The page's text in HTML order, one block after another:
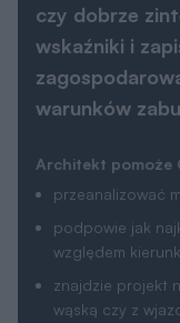
czy dobrze
wskaźniki i
warunków
Architekt pomoże
przeanalizować
podpowie jak
względem
znajdzie projekt
wąską czy z